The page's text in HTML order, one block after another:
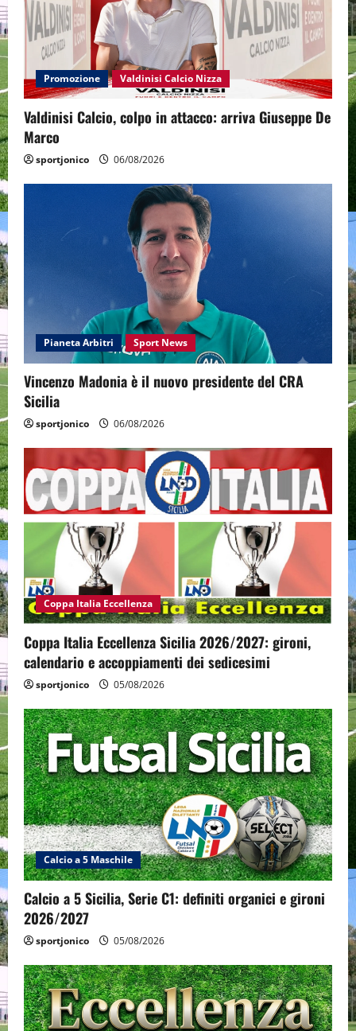
Promozione Valdinisi Calcio Nizza
Valdinisi Calcio, colpo in attacco: arriva Giuseppe De
Marco
sportjonico 06/08/2026
Pianeta Arbitri Sport News
Vincenzo Madonia è il nuovo presidente del CRA
Sicilia
sportjonico 06/08/2026
Coppa Italia Eccellenza
Coppa Italia Eccellenza Sicilia 2026/2027: gironi,
calendario e accoppiamenti dei sedicesimi
sportjonico 05/08/2026
Calcio a 5 Maschile
Calcio a 5 Sicilia, Serie C1: definiti organici e gironi
2026/2027
sportjonico 05/08/2026